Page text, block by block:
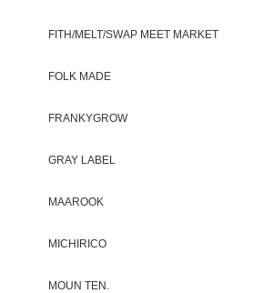
FITH/MELT/SWAP MEET MARKET
FOLK MADE
FRANKYGROW
GRAY LABEL
MAAROOK
MICHIRICO
MOUN TEN.